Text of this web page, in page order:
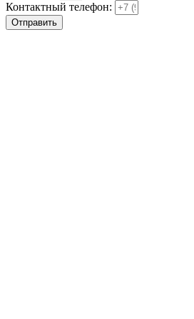
Контактный телефон:
Отправить